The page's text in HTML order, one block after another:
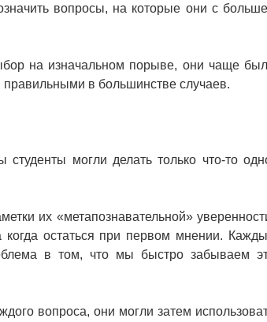
вопросы, на которые они с
на изначальном порыве, они чаще
в большинстве случаев.
могли делать только что-то
их «метапознавательной»
остаться при первом мнении.
в том, что мы быстро забываем
вопроса, они могли затем